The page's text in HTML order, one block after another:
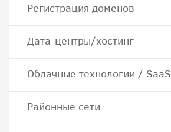
Регистрация доменов
Дата-центры/хостинг
Облачные технологии / SaaS
Районные сети